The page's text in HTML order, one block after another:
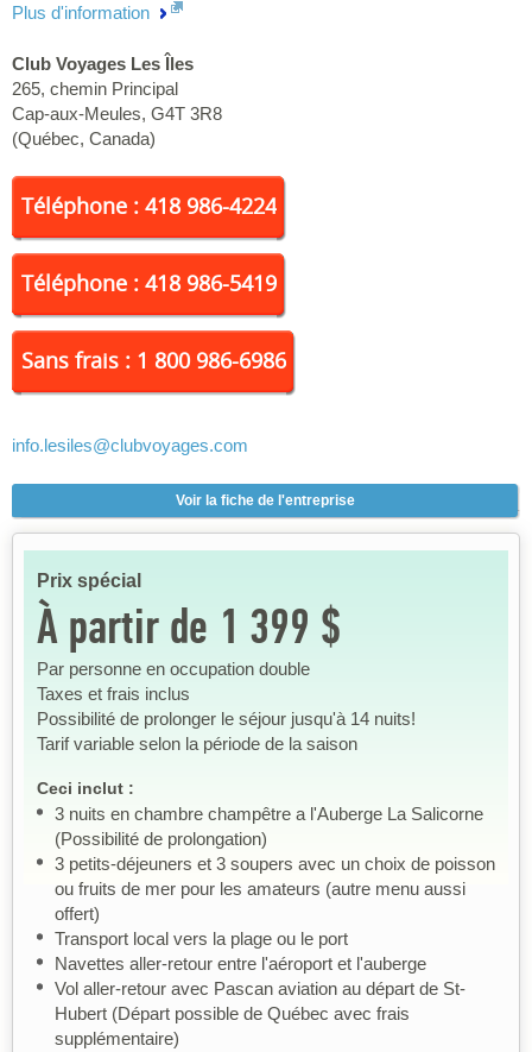
nombreuses et diversifiés. Vous profiterez d'ailleurs d'un guide
belles Îles. La nature unique, la culture maritime et la cuisine
typique vous attendent dans le forfait Bouffée d'air salin. On
connait les Îles par coeur, laissez nous vous les présenter!
Plus d'information
Club Voyages Les Îles
265, chemin Principal
Cap-aux-Meules, G4T 3R8
(Québec, Canada)
Téléphone : 418 986-4224
Téléphone : 418 986-5419
Sans frais : 1 800 986-6986
info.lesiles@clubvoyages.com
Voir la fiche de l'entreprise
Prix spécial
À partir de 1 399 $
Par personne en occupation double
Taxes et frais inclus
Possibilité de prolonger le séjour jusqu'à 14 nuits!
Tarif variable selon la période de la saison
Ceci inclut :
3 nuits en chambre champêtre a l'Auberge La Salicorne
(Possibilité de prolongation)
3 petits-déjeuners et 3 soupers avec un choix de poisson
ou fruits de mer pour les amateurs (autre menu aussi
offert)
Transport local vers la plage ou le port
Navettes aller-retour entre l'aéroport et l'auberge
Vol aller-retour avec Pascan aviation au départ de St-
Hubert (Départ possible de Québec avec frais
supplémentaire)